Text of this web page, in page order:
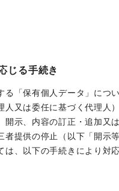
じる手続き
る「保有個人データ」につ
人又は委任に基づく代理人
開示、内容の訂正・追加又
者提供の停止（以下「開示
は、以下の手続きにより対